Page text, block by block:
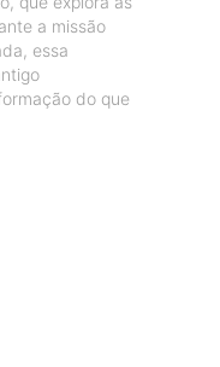
a missão
essa
do que